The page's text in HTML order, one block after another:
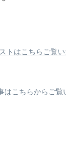
トはこちらご覧い
はこちらからご覧